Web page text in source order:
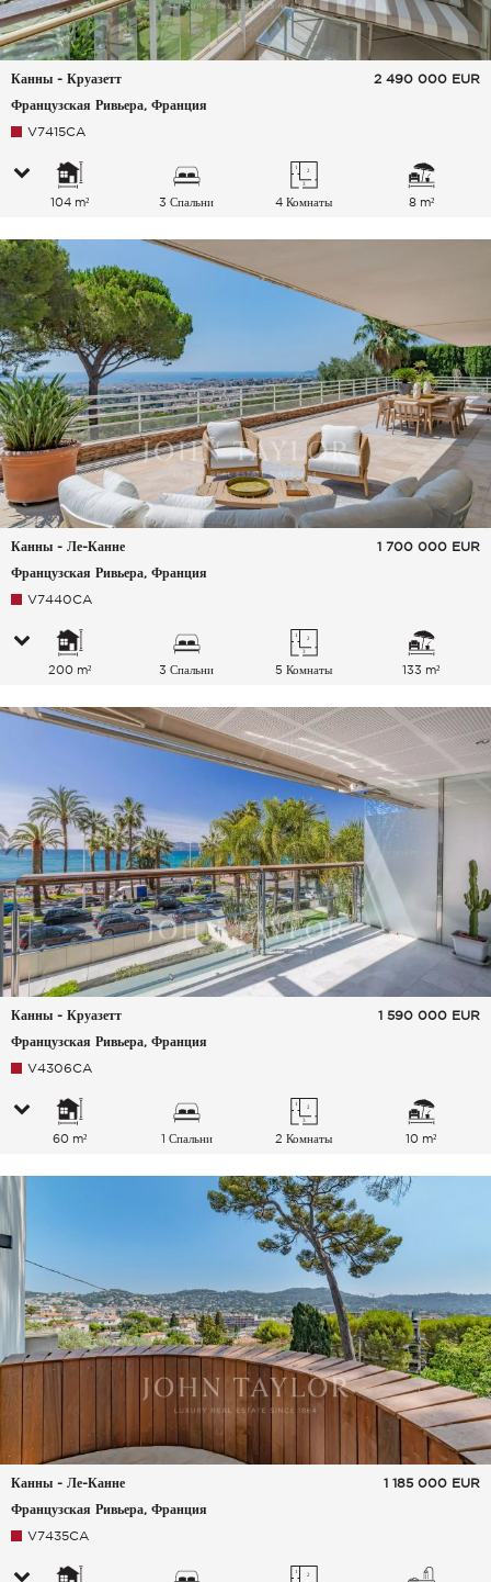
Канны - Круазетт
Французская Ривьера, Франция
2 490 000 EUR
V7415CA
104 m² 3 Спальни 4 Комнаты 8 m²
Канны - Ле-Канне
Французская Ривьера, Франция
1 700 000 EUR
V7440CA
200 m² 3 Спальни 5 Комнаты 133 m²
Канны - Круазетт
Французская Ривьера, Франция
1 590 000 EUR
V4306CA
60 m² 1 Спальни 2 Комнаты 10 m²
Канны - Ле-Канне
Французская Ривьера, Франция
1 185 000 EUR
V7435CA